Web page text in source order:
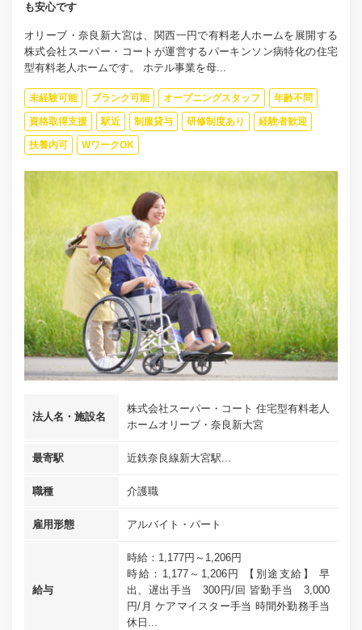
も安心です
オリーブ・奈良新大宮は、関西一円で有料老人ホームを展開する
株式会社スーパー・コートが運営するパーキンソン病特化の住宅
型有料老人ホームです。 ホテル事業を母...
未経験可能 ブランク可能 オープニングスタッフ 年齢不問
資格取得支援 駅近 制服貸与 研修制度あり 経験者歓迎
扶養内可 WワークOK
法人名・施設名
株式会社スーパー・コート 住宅型有料老人
ホームオリーブ・奈良新大宮
最寄駅 近鉄奈良線新大宮駅...
職種 介護職
雇用形態 アルバイト・パート
給与
時給：1,177円～1,206円
時給：1,177～1,206円 【別途支給】 早
出、遅出手当 300円/回 皆勤手当 3,000
円/月 ケアマイスター手当 時間外勤務手当
休日...